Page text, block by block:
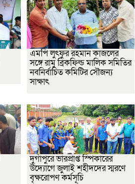
এমপি লুৎফুর রহমান কাজলের
সঙ্গে রামু ব্রিকফিল্ড মালিক সমিতির
নবনির্বাচিত কমিটির সৌজন্য
সাক্ষাৎ
দুর্গাপুরে ভারপ্রাপ্ত স্পিকারের
উদ্যোগে জুলাই শহীদদের স্মরণে
বৃক্ষরোপণ কর্মসূচি